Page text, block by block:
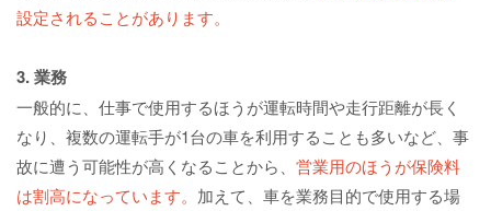
設定されることがあります。
3. 業務
一般的に、仕事で使用するほうが運転時間や走行距離が長く
なり、複数の運転手が1台の車を利用することも多いなど、事
故に遭う可能性が高くなることから、 営業用のほうが保険料
は割高になっています。 加えて、車を業務目的で使用する場